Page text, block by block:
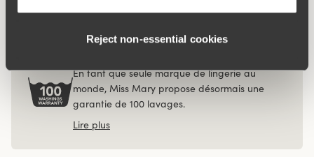
Reject non‑essential cookies
En tant que seule marque de lingerie au
monde, Miss Mary propose désormais une
garantie de 100 lavages.
Lire plus